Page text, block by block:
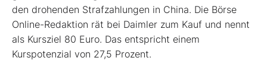
den drohenden Strafzahlungen in China. Die Börse
Online-Redaktion rät bei Daimler zum Kauf und nennt
als Kursziel 80 Euro. Das entspricht einem
Kurspotenzial von 27,5 Prozent.